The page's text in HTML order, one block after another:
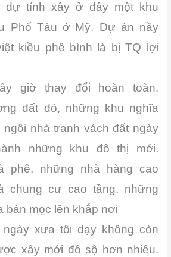
dự tính xây ở đây một khu
Phố Tàu ở Mỹ. Dự án nầy
kiều phê bình là bị TQ lợi
giờ thay đổi hoàn toàn.
đất đỏ, những khu nghĩa
nhà tranh vách đất ngày
những khu đô thị mới.
phê, những nhà hàng cao
chung cư cao tầng, những
bán mọc lên khắp nơi
xưa tôi dạy không còn
xây mới đồ sộ hơn nhiều.